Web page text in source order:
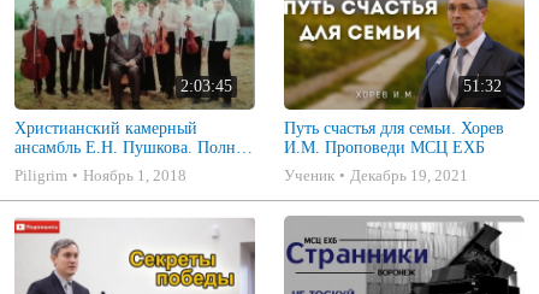
2:03:45
Христианский камерный
ансамбль Е.Н. Пушкова. Полное
собрание
Piligrim Ноябрь 1, 2018
51:32
Путь счастья для семьи. Хорев
И.М. Проповеди МСЦ ЕХБ
Ученик
Декабрь 19, 2021